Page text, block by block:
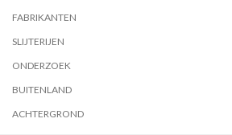
FABRIKANTEN
SLIJTERIJEN
ONDERZOEK
BUITENLAND
ACHTERGROND